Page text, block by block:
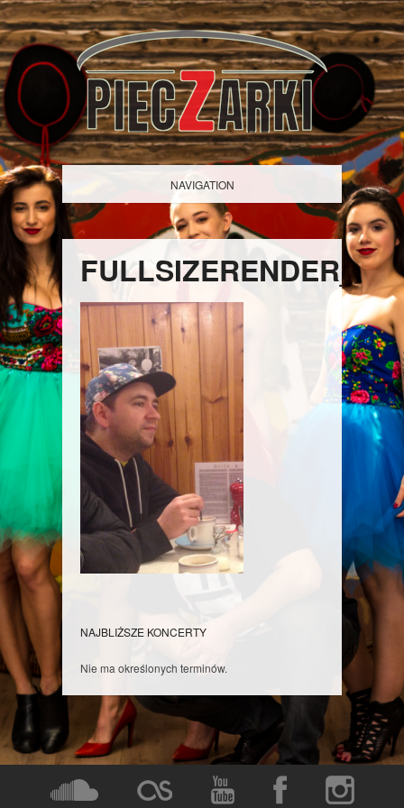
NAVIGATION
FULLSIZERENDER_1
NAJBLIŻSZE KONCERTY
Nie ma określonych terminów.